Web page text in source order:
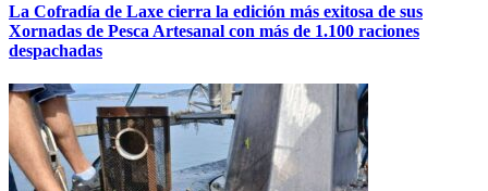
La Cofradía de Laxe cierra la edición más exitosa de sus
Xornadas de Pesca Artesanal con más de 1.100 raciones
despachadas